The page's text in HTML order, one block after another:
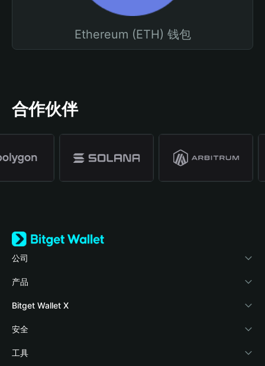
Ethereum (ETH) 钱包
合作伙伴
公司
关于 Bitget Wallet
博客
学院
加密资讯
产品
加密卡
稳定币理财
Payfi Crypto
Bitget Wallet X
开发者文档
接入钱包
安全
风险保障基金
工具